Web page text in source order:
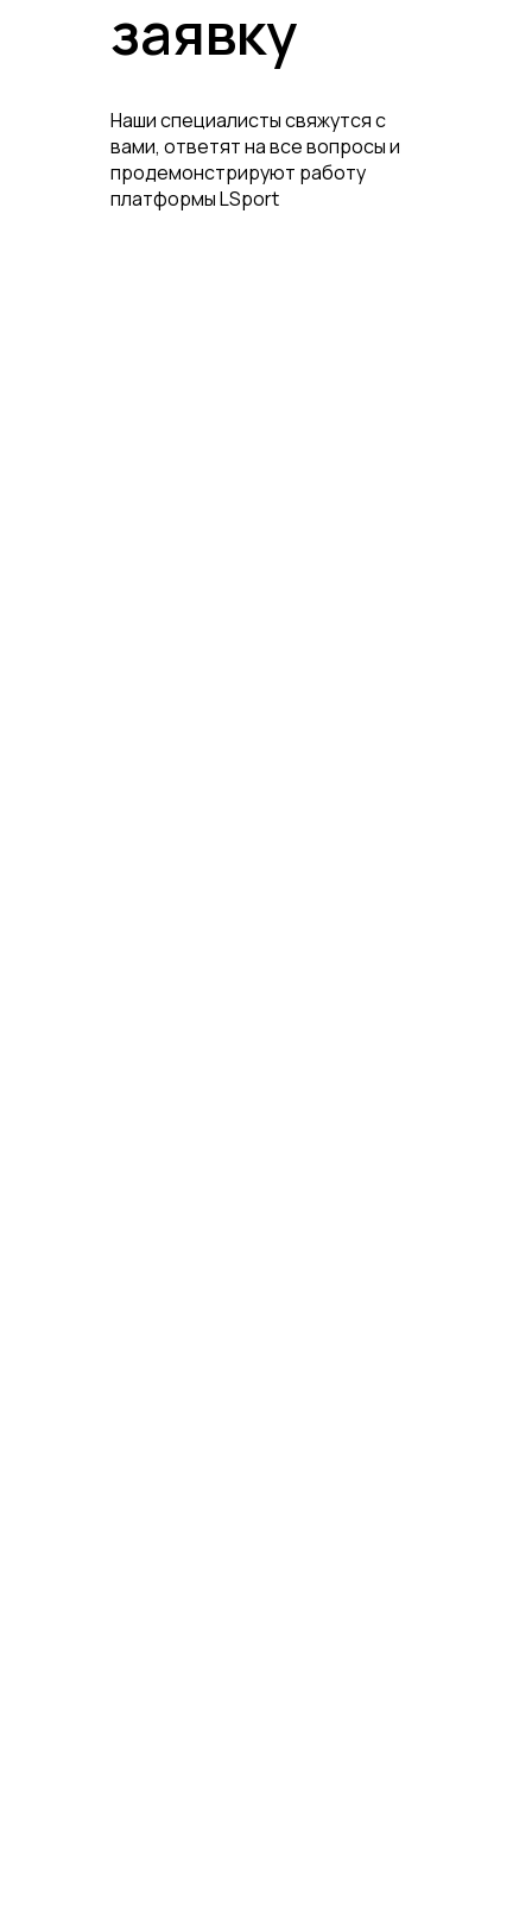
заявку
Наши специалисты свяжутся с
вами, ответят на все вопросы и
продемонстрируют работу
платформы LSport